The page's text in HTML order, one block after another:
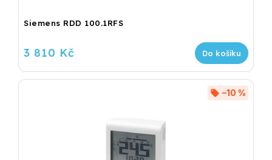
Siemens RDD 100.1RFS
3 810 Kč Do košíku
–10 %